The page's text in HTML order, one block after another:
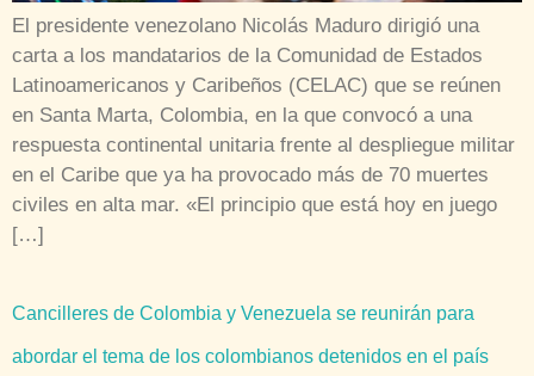
El presidente venezolano Nicolás Maduro dirigió una
carta a los mandatarios de la Comunidad de Estados
Latinoamericanos y Caribeños (CELAC) que se reúnen
en Santa Marta, Colombia, en la que convocó a una
respuesta continental unitaria frente al despliegue militar
en el Caribe que ya ha provocado más de 70 muertes
civiles en alta mar. «El principio que está hoy en juego
[…]
Cancilleres de Colombia y Venezuela se reunirán para
abordar el tema de los colombianos detenidos en el país